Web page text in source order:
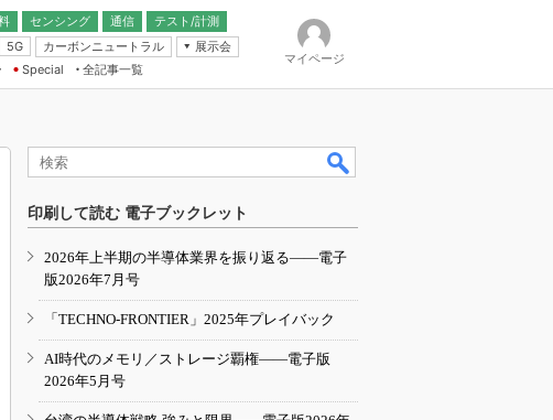
センシング
通信
テスト/計測
5G カーボンニュートラル
展示会
ッジコンピューティング
FRONTIER
るま展
Special
全記事一覧
マイページ
印刷して読む 電子ブックレット
2026年上半期の半導体業界を振り返る――電子
版2026年7月号
「TECHNO-FRONTIER」2025年プレイバック
AI時代のメモリ／ストレージ覇権――電子版
2026年5月号